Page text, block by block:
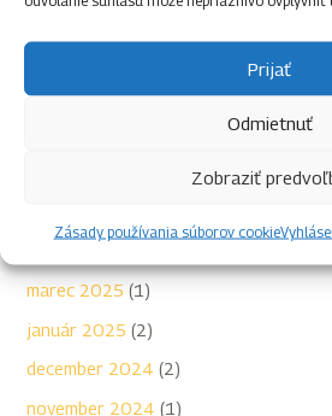
Prijať
Odmietnuť
Zobraziť
Zásady používania súborov cookie
apríl 2026(1)
marec 2025 (1)
január 2025 (2)
december 2024 (2)
november 2024 (1)